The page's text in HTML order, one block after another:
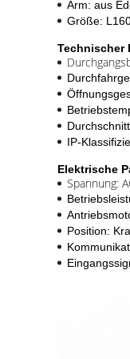
Arm: aus
Größe:
Technischer
IP-
Elektrische
Spannung:
Position: